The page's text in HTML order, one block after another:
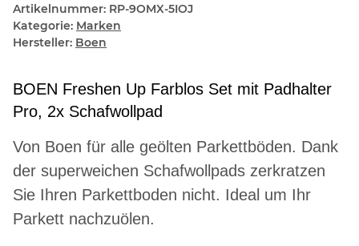
Artikelnummer: RP-9OMX-5IOJ
Kategorie: Marken
Hersteller: Boen
BOEN Freshen Up Farblos Set mit Padhalter
Pro, 2x Schafwollpad
Von Boen für alle geölten Parkettböden. Dank
der superweichen Schafwollpads zerkratzen
Sie Ihren Parkettboden nicht. Ideal um Ihr
Parkett nachzuölen.